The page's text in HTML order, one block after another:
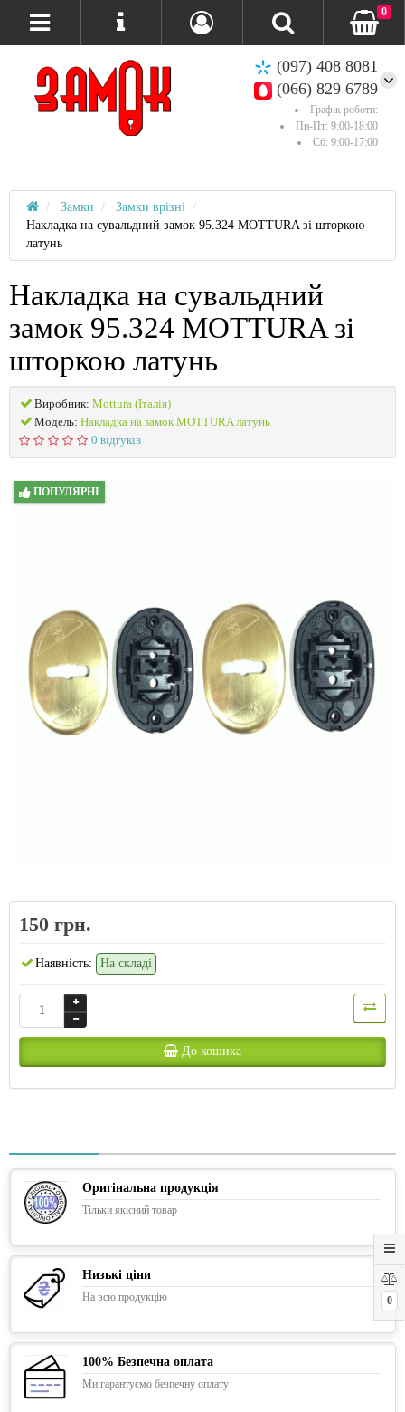
0
(097) 408 8081
(066) 829 6789
Графік роботи:
Пн-Пт: 9:00-18:00
Сб: 9:00-17:00
0
Замки
Замки врізні
Накладка на сувальдний замок 95.324 MOTTURA зі шторкою
латунь
Накладка на сувальдний
замок 95.324 MOTTURA зі
шторкою латунь
Виробник: Mottura (Італія)
Модель: Накладка на замок MOTTURA латунь
0 відгуків
ПОПУЛЯРНІ
150 грн.
Наявність: На складі
До кошика
Оригінальна продукція
Тільки якісний товар
Низькі ціни
На всю продукцію
100% Безпечна оплата
Ми гарантуємо безпечну оплату